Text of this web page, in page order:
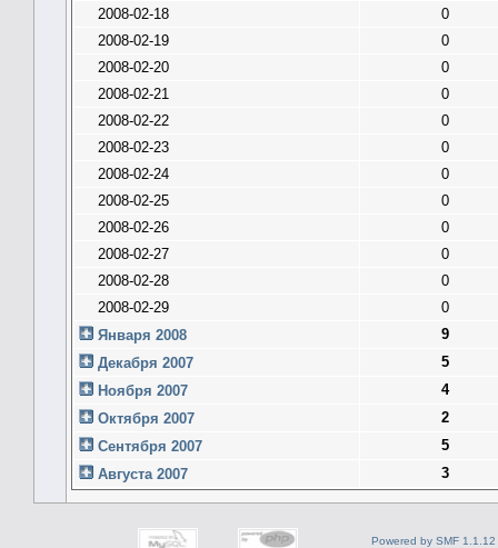
2008-02-18
0
2008-02-19
0
2008-02-20
0
2008-02-21
0
2008-02-22
0
2008-02-23
0
2008-02-24
0
2008-02-25
0
2008-02-26
0
2008-02-27
0
2008-02-28
0
2008-02-29
0
Января 2008
9
Декабря 2007
5
Ноября 2007
4
Октября 2007
2
Сентября 2007
5
Августа 2007
3
Powered by SMF 1.1.12